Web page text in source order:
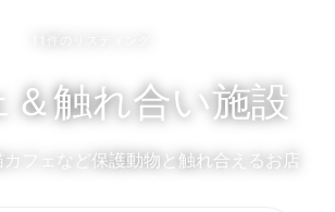
＆触れ合い施設
フェなど保護動物と触れ合えるお店